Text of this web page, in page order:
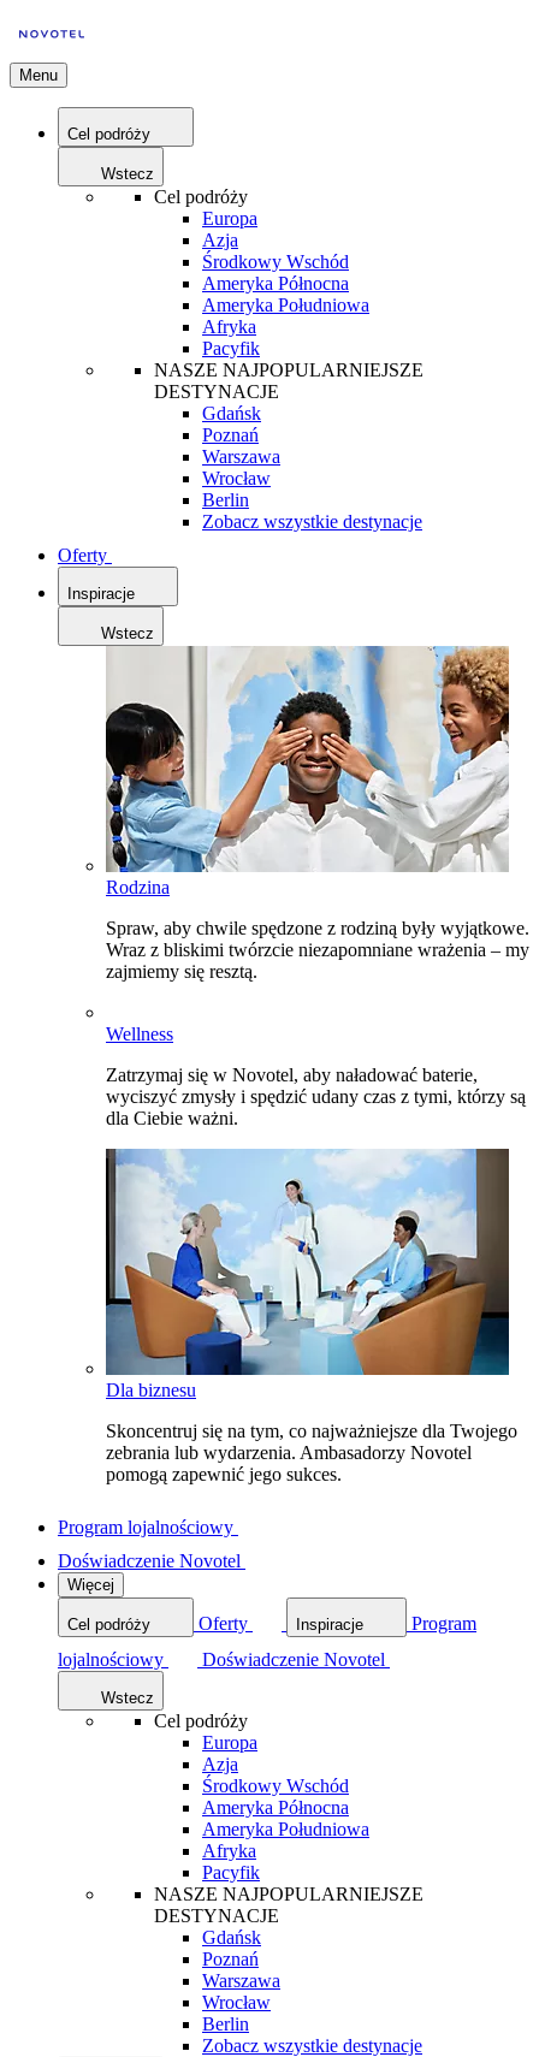
Menu
Cel podróży
Wstecz
Cel podróży
Europa
Azja
Środkowy Wschód
Ameryka Północna
Ameryka Południowa
Afryka
Pacyfik
NASZE NAJPOPULARNIEJSZE
DESTYNACJE
Gdańsk
Poznań
Warszawa
Wrocław
Berlin
Zobacz wszystkie destynacje
Oferty
Inspiracje
Wstecz
Rodzina
Spraw, aby chwile spędzone z rodziną były wyjątkowe.
Wraz z bliskimi twórzcie niezapomniane wrażenia – my
zajmiemy się resztą.
Wellness
Zatrzymaj się w Novotel, aby naładować baterie,
wyciszyć zmysły i spędzić udany czas z tymi, którzy są
dla Ciebie ważni.
Dla biznesu
Skoncentruj się na tym, co najważniejsze dla Twojego
zebrania lub wydarzenia. Ambasadorzy Novotel
pomogą zapewnić jego sukces.
Program lojalnościowy
Doświadczenie Novotel
Więcej
Cel podróży Oferty Inspiracje
Program
lojalnościowy
Doświadczenie Novotel
Wstecz
Cel podróży
Europa
Azja
Środkowy Wschód
Ameryka Północna
Ameryka Południowa
Afryka
Pacyfik
NASZE NAJPOPULARNIEJSZE
DESTYNACJE
Gdańsk
Poznań
Warszawa
Wrocław
Berlin
Zobacz wszystkie destynacje